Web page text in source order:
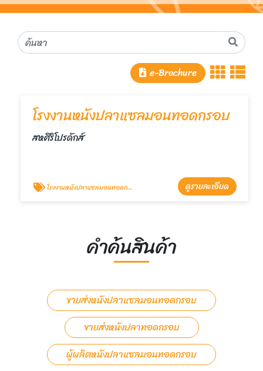
e-Brochure
โรงงานหนังปลาแซลมอนทอดกรอบ
สหศิริโปรดักส์
โรงงานหนังปลาแซลมอนทอดกรอบ ดูรายละเอียด
คำค้นสินค้า
ขายส่งหนังปลาแซลมอนทอดกรอบ
ขายส่งหนังปลาทอดกรอบ
ผู้ผลิตหนังปลาแซลมอนทอดกรอบ